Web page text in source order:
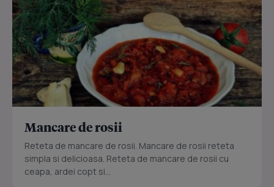
Mancare de rosii
Reteta de mancare de rosii. Mancare de rosii reteta
simpla si delicioasa. Reteta de mancare de rosii cu
ceapa, ardei copt si...